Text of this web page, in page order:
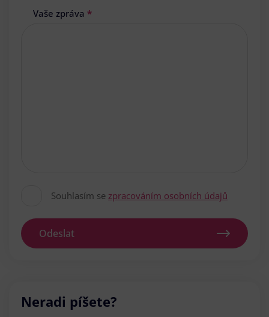
Vaše zpráva *
Souhlasím se zpracováním osobních údajů
Odeslat
Neradi píšete?